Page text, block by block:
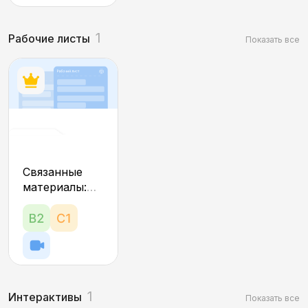
Рабочие листы 1 Показать все
Масленица
в арт-парке
Никола-
Ленивец
Связанные
материалы:
тесты,
интерактивы,
игры,
презентация
Интерактивы 1 Показать все